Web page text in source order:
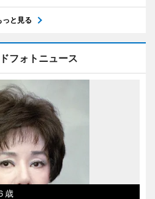
っと見る
フォトニュース
歳